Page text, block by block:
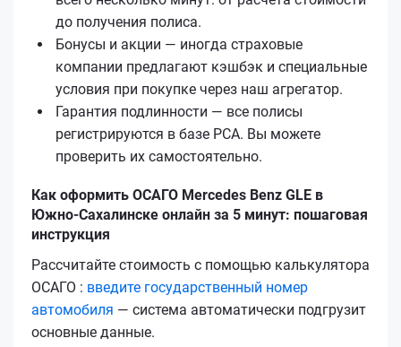
до получения полиса.
Бонусы и акции — иногда страховые
компании предлагают кэшбэк и специальные
условия при покупке через наш агрегатор.
Гарантия подлинности — все полисы
регистрируются в базе РСА. Вы можете
проверить их самостоятельно.
Как оформить ОСАГО Mercedes Benz GLE в
Южно-Сахалинске онлайн за 5 минут: пошаговая
инструкция
Рассчитайте стоимость с помощью калькулятора
ОСАГО : введите государственный номер
автомобиля — система автоматически подгрузит
основные данные.